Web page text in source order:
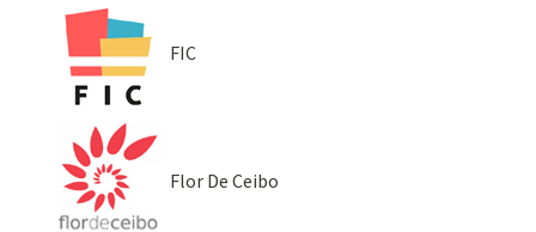
FIC
Flor De Ceibo